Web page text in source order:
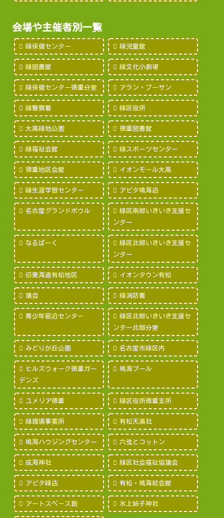
会場や主催者別一覧
緑保健センター 緑児童館
緑図書館 緑文化小劇場
緑保健センター徳重分室 アラン・プーサン
緑警察署 緑区役所
大高緑地公園 徳重図書館
緑福祉会館 緑スポーツセンター
徳重地区会館 イオンモール大高
緑生涯学習センター アピタ鳴海店
名古屋グランドボウル
緑区南部いきいき支援セ
ンター
なるぱーく
緑区北部いきいき支援セ
ンター
旧東海道有松地区 イオンタウン有松
議会 緑消防署
青少年宿泊センター
緑区北部いきいき支援セ
ンター北部分室
みどりが丘公園 名古屋市緑区内
ヒルズウォーク徳重ガー
デンズ
鳴海プール
ユメリア徳重 緑区役所徳重支所
緑環境事業所 有松天満社
鳴海ハウジングセンター 六弦とコットン
成海神社 緑区社会福祉協議会
アピタ緑店 有松・鳴海絞会館
アートスペース創 氷上姉子神社